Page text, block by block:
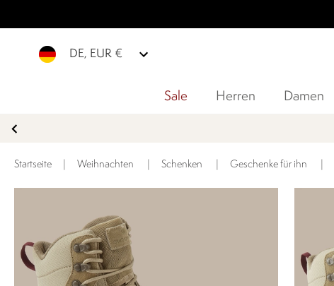
DE, EUR €
Sale Herren Damen
Startseite Weihnachten Schenken Geschenke für ihn